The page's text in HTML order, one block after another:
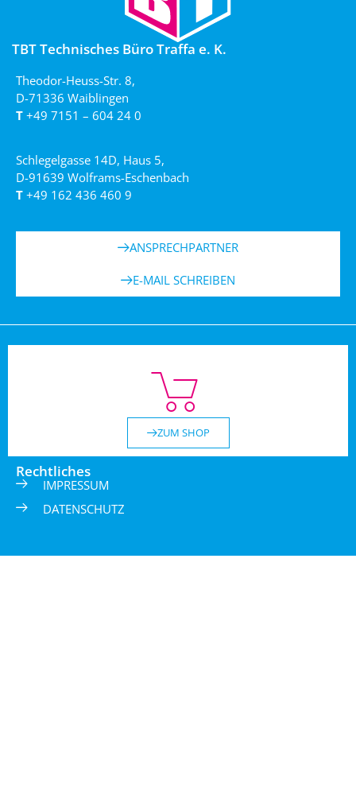
TBT Technisches Büro Traffa e. K.
Theodor-Heuss-Str. 8,
D-71336 Waiblingen
T +49 7151 – 604 24 0
Schlegelgasse 14D, Haus 5,
D-91639 Wolframs-Eschenbach
T +49 162 436 460 9
ANSPRECHPARTNER
E-MAIL SCHREIBEN
ZUM SHOP
Rechtliches
IMPRESSUM
DATENSCHUTZ